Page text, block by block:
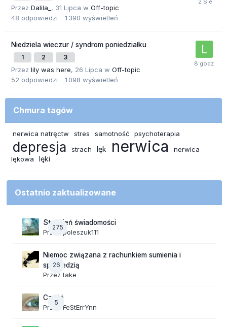
Przez Dalila_ , 31 Lipca w Off-topic
48 odpowiedzi 1 390 wyświetleń
Niedziela wieczur / syndrom poniedziałku
1 2 3
Przez lily was here, 26 Lipca w Off-topic
52 odpowiedzi 1 098 wyświetleń
Chmura tagów
nerwica natręctw stres samotność psychoterapia
depresja strach lęk nerwica
nerwica
lękowa
lęki
Ostatnio zaktualizowane
275
Strumień świadomości
Przezpoleszuk111
26
Niemoc związana z rachunkiem sumienia i
spowiedzią
Przeztake
5
Cześć
Przez FeStErrYnn